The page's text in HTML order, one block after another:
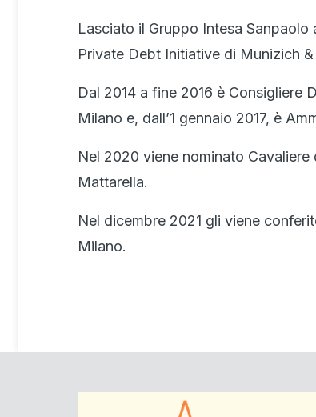
Lasciato il Gruppo Intesa
Private Debt Initiative di Munizich &
Dal 2014 a fine 2016 è Consigliere
Milano e, dall’1 gennaio 2017, è
Nel 2020 viene nominato
Mattarella.
Nel dicembre 2021 gli viene
Milano.